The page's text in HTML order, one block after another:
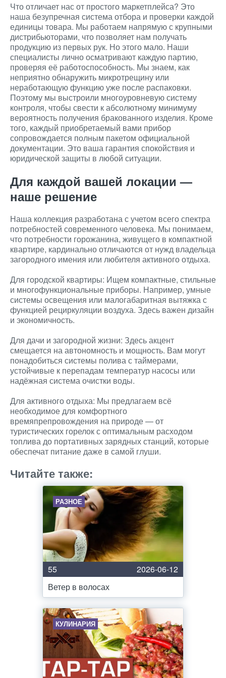
Что отличает нас от простого маркетплейса? Это
наша безупречная система отбора и проверки каждой
единицы товара. Мы работаем напрямую с крупными
дистрибьюторами, что позволяет нам получать
продукцию из первых рук. Но этого мало. Наши
специалисты лично осматривают каждую партию,
проверяя её работоспособность. Мы знаем, как
неприятно обнаружить микротрещину или
неработающую функцию уже после распаковки.
Поэтому мы выстроили многоуровневую систему
контроля, чтобы свести к абсолютному минимуму
вероятность получения бракованного изделия. Кроме
того, каждый приобретаемый вами прибор
сопровождается полным пакетом официальной
документации. Это ваша гарантия спокойствия и
юридической защиты в любой ситуации.
Для каждой вашей локации —
наше решение
Наша коллекция разработана с учетом всего спектра
потребностей современного человека. Мы понимаем,
что потребности горожанина, живущего в компактной
квартире, кардинально отличаются от нужд владельца
загородного имения или любителя активного отдыха.
Для городской квартиры: Ищем компактные, стильные
и многофункциональные приборы. Например, умные
системы освещения или малогабаритная вытяжка с
функцией рециркуляции воздуха. Здесь важен дизайн
и экономичность.
Для дачи и загородной жизни: Здесь акцент
смещается на автономность и мощность. Вам могут
понадобиться системы полива с таймерами,
устойчивые к перепадам температур насосы или
надёжная система очистки воды.
Для активного отдыха: Мы предлагаем всё
необходимое для комфортного
времяпрепровождения на природе — от
туристических горелок с оптимальным расходом
топлива до портативных зарядных станций, которые
обеспечат питание даже в самой глуши.
Читайте также:
РАЗНОЕ
55
2026-06-12
Ветер в волосах
КУЛИНАРИЯ